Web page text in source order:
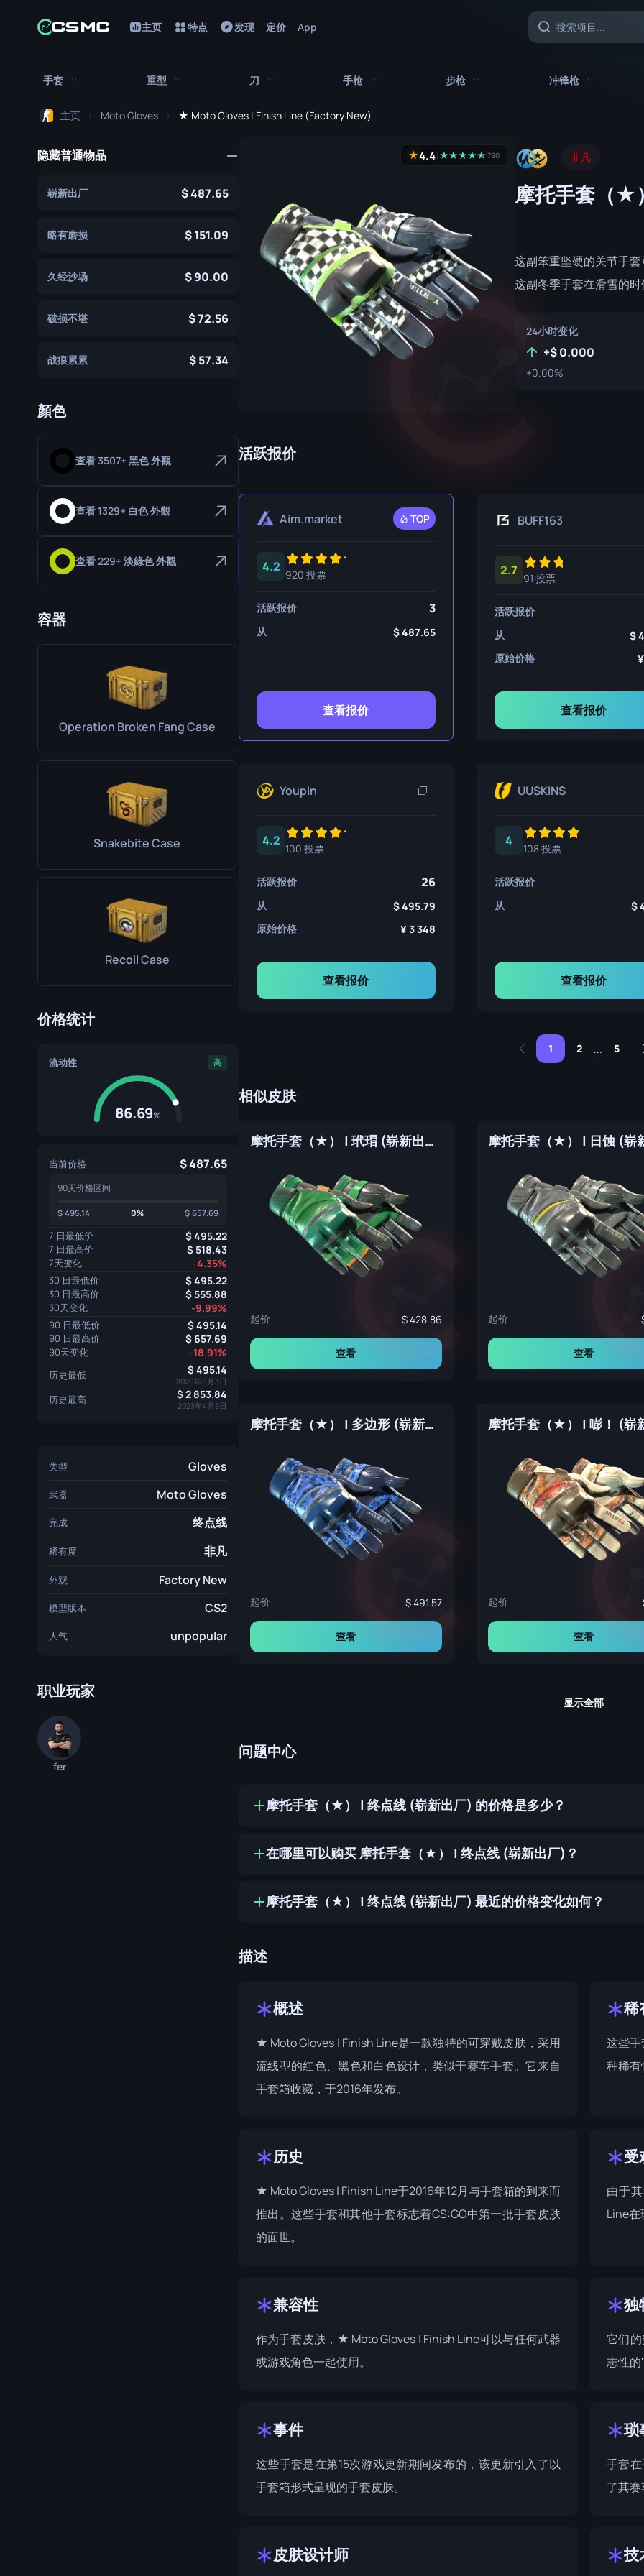
主页 特点 发现 定价 App
手套
猎犬手套
折断的牙齿手套
九头蛇手套
运动手套
重型
MAG-7
锯短型霰弹枪
刀
蝴蝶刀
经典刀
弯刀
M9 刺刀
影子匕首
手枪
CZ75 自动
双持贝瑞塔
Five-SeveN
Glock-18
P2000
P250
R8 左轮手枪
步枪
AK-47
G3SG1
加利尔 AR
冲锋枪
MAC-10
MP5-SD
P90
UMP-45
主页 Moto Gloves ★ Moto Gloves | Finish Line (Factory New)
隐藏普通物品
崭新出厂 487.65
略有磨损 151.09
久经沙场 90.00
破损不堪 72.56
战痕累累 57.34
顏色
查看 3507+ 黑色 外觀
查看 1329+ 白色 外觀
查看 229+ 淡綠色 外觀
容器
Operation Broken Fang Case
Snakebite Case
Recoil Case
价格统计
流动性 高
86.69%
当前价格 487.65
90天价格区间
495.14 0% 657.69
7 日最低价 495.22
7 日最高价 518.43
7天变化 -4.35%
30 日最低价 495.22
30 日最高价 555.88
30天变化 -9.99%
90 日最低价 495.14
90 日最高价 657.69
90天变化 -18.91%
历史最低 495.14
2026年6月3日
历史最高 2 853.84
2023年4月8日
类型 Gloves
武器 Moto Gloves
完成 终点线
稀有度 非凡
外观 Factory New
模型版本 CS2
人气 unpopular
职业玩家
fer
★4.4 ★★★★★
☆790 非凡
摩托手套（★
这副笨重坚硬的关节手
这副冬季手套在滑雪的
24小时变化
+ 0.000
+0.00%
活跃报价
Aim.market TOP
4.2
920 投票
活跃报价 3
从 487.65
查看报价
BUFF163
2.7
91 投票
活跃报价
从
原始价格
查看报价
Youpin
4.2
100 投票
活跃报价 26
从
495.79
原始价格
3 348
查看报价
UUSKINS
4
108 投票
活跃报价
从
查看报价
1 2 ... 5
相似皮肤
摩托手套（★） | 玳瑁 (崭新出厂)
起价 428.86
查看
起价
查看
摩托手套（★） | 多边形 (崭新出厂)
起价 491.57
查看
起价
查看
显示全部
问题中心
摩托手套（★） | 终点线 (崭新出厂) 的价格是多少？
在哪里可以购买 摩托手套（★） | 终点线 (崭新出厂)？
摩托手套（★） | 终点线 (崭新出厂) 最近的价格变化如何？
描述
概述
★ Moto Gloves | Finish Line是一款独特的可穿戴皮肤，采用
流线型的红色、黑色和白色设计，类似于赛车手套。它来自
手套箱收藏 ，于2016年发布。
稀
这些
种稀
历史
★ Moto Gloves | Finish Line于2016年12月与手套箱的到来而
推出。这些手套和其他手套标志着CS:GO中第一批手套皮肤
的面世。
受
由于
Line在
兼容性
作为手套皮肤，★ Moto Gloves | Finish Line可以与任何武器
或游戏角色一起使用。
独
它们
志性
事件
这些手套是在第15次游戏更新期间发布的，该更新引入了以
手套箱形式呈现的手套皮肤。
琐
手套
了其
皮肤设计师 技